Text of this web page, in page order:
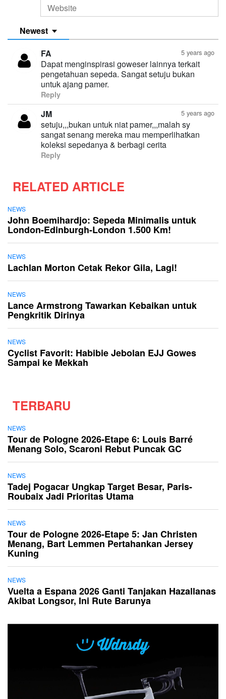
Newest
5 years ago
FA
Dapat menginspirasi goweser lainnya terkait
pengetahuan sepeda. Sangat setuju bukan
untuk ajang pamer.
Reply
5 years ago
JM
setuju,,,bukan untuk niat pamer,,,malah sy
sangat senang mereka mau memperlihatkan
koleksi sepedanya & berbagi cerita
Reply
RELATED ARTICLE
NEWS
John Boemihardjo: Sepeda Minimalis untuk
London-Edinburgh-London 1.500 Km!
NEWS
Lachlan Morton Cetak Rekor Gila, Lagi!
NEWS
Lance Armstrong Tawarkan Kebaikan untuk
Pengkritik Dirinya
NEWS
Cyclist Favorit: Habibie Jebolan EJJ Gowes
Sampai ke Mekkah
TERBARU
NEWS
Tour de Pologne 2026-Etape 6: Louis Barré
Menang Solo, Scaroni Rebut Puncak GC
NEWS
Tadej Pogacar Ungkap Target Besar, Paris-
Roubaix Jadi Prioritas Utama
NEWS
Tour de Pologne 2026-Etape 5: Jan Christen
Menang, Bart Lemmen Pertahankan Jersey
Kuning
NEWS
Vuelta a Espana 2026 Ganti Tanjakan Hazallanas
Akibat Longsor, Ini Rute Barunya